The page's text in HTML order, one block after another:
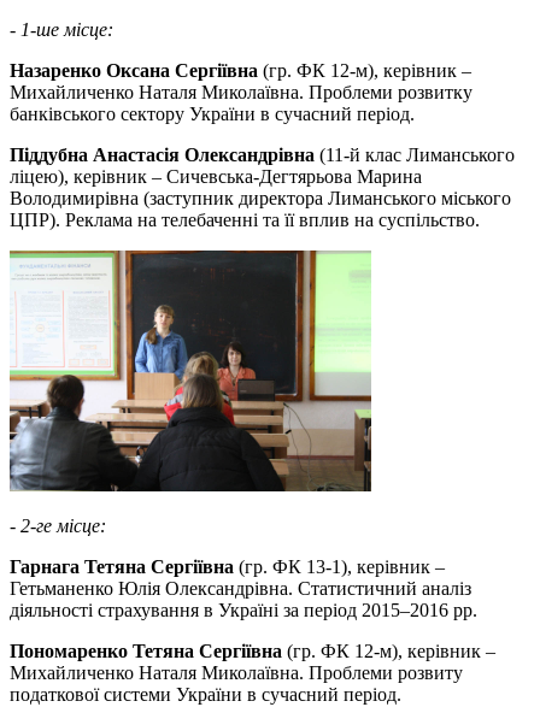
- 1-ше місце:
Назаренко Оксана Сергіївна (гр. ФК 12-м), керівник –
Михайличенко Наталя Миколаївна. Проблеми розвитку
банківського сектору України в сучасний період.
Піддубна Анастасія Олександрівна (11-й клас Лиманського
ліцею), керівник – Сичевська-Дегтярьова Марина
Володимирівна (заступник директора Лиманського міського
ЦПР). Реклама на телебаченні та її вплив на суспільство.
- 2-ге місце:
Гарнага Тетяна Сергіївна (гр. ФК 13-1), керівник –
Гетьманенко Юлія Олександрівна. Статистичний аналіз
діяльності страхування в Україні за період 2015–2016 рр.
Пономаренко Тетяна Сергіївна (гр. ФК 12-м), керівник –
Михайличенко Наталя Миколаївна. Проблеми розвиту
податкової системи України в сучасний період.